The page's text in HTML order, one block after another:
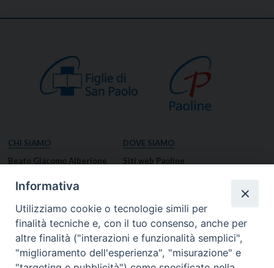
CHI SIAMO
Beato Giacomo Alberione
Missione Paolina
Luoghi delle Origini
Governo Generale
DOVE SIAMO
Siti web Paoline
Notizie dal governo generale
Notizie in breve
RISORSE
Informativa
Utilizziamo cookie o tecnologie simili per
finalità tecniche e, con il tuo consenso, anche per
altre finalità ("interazioni e funzionalità semplici",
"miglioramento dell'esperienza", "misurazione" e